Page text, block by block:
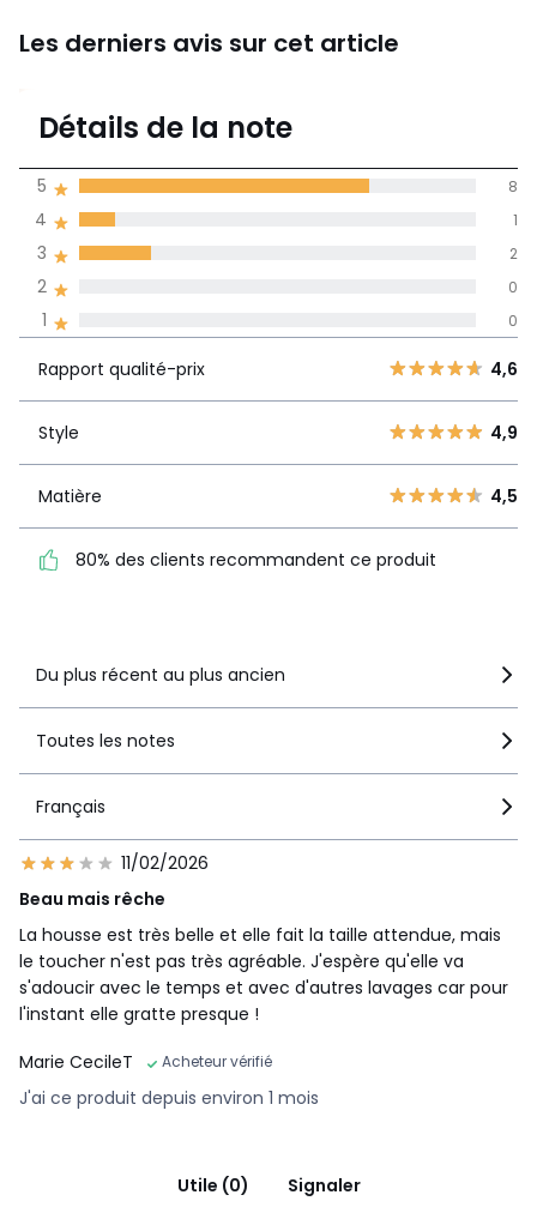
Les derniers avis sur cet article
4,5
moyenne des avis
dans toutes les
1 0
2
3 2
4
5 4,6
recommandent ce produit
Détails de la note
1 0
2 0
3 2
4 1
5 8
Rapport qualité-prix 4,6
Style 4,9
Matière 4,5
80% des clients recommandent ce produit
Du plus récent au plus ancien
Toutes les notes
Français
11/02/2026
Beau mais rêche
La housse est très belle et elle fait la taille attendue, mais
le toucher n'est pas très agréable. J'espère qu'elle va
s'adoucir avec le temps et avec d'autres lavages car pour
l'instant elle gratte presque !
Marie CecileT
Acheteur vérifié
J'ai ce produit depuis environ 1 mois
Utile (0)
Signaler